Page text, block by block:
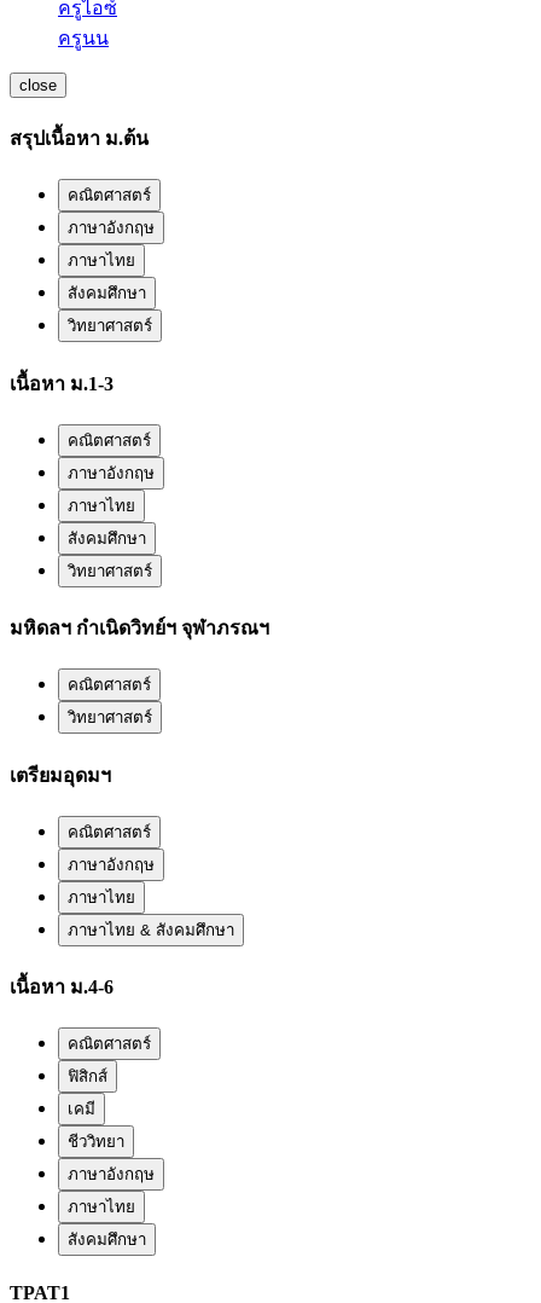
ครูไอซ์
ครูนน
close
สรุปเนื้อหา ม.ต้น
คณิตศาสตร์
ภาษาอังกฤษ
ภาษาไทย
สังคมศึกษา
วิทยาศาสตร์
เนื้อหา ม.1-3
คณิตศาสตร์
ภาษาอังกฤษ
ภาษาไทย
สังคมศึกษา
วิทยาศาสตร์
มหิดลฯ กำเนิดวิทย์ฯ จุฬาภรณฯ
คณิตศาสตร์
วิทยาศาสตร์
เตรียมอุดมฯ
คณิตศาสตร์
ภาษาอังกฤษ
ภาษาไทย
ภาษาไทย & สังคมศึกษา
เนื้อหา ม.4-6
คณิตศาสตร์
ฟิสิกส์
เคมี
ชีววิทยา
ภาษาอังกฤษ
ภาษาไทย
สังคมศึกษา
TPAT1